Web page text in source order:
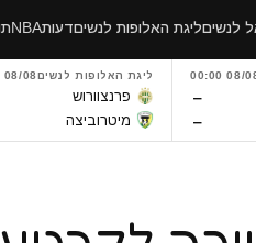
לנשיםליגת האלופות לנשיםדעותNBA
08/08
–
–
ליגת האלופות לנשים08/08 08:00
פרנצוורוש
מיטרוביצה